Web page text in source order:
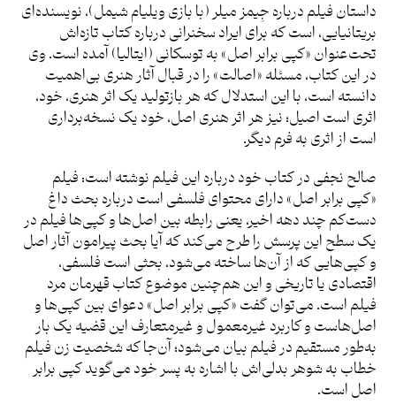
داستان فیلم درباره جِیمز میلر (با بازی ویلیام شیمل)، نویسنده‌ای
بریتانیایی، است که برای ایراد سخنرانی درباره کتاب تازه‌اش
تحت‌عنوان «کپی برابر اصل» به توسکانی (ایتالیا) آمده است. وی
در این کتاب، مسئله «اصالت» را در قبال آثار هنری بی‌اهمیت
دانسته است، با این استدلال که هر بازتولید یک اثر هنری، خود،
اثری است اصیل؛ نیز هر اثر هنری اصل، خود یک نسخه‌برداری
است از اثری به فرم دیگر.
صالح نجفی در کتاب خود درباره این فیلم نوشته است: فیلم
«کپی برابر اصل» دارای محتوای فلسفی است درباره بحث داغ
دست‌کم چند دهه اخیر، یعنی رابطه بین اصل‌ها و کپی‌ها فیلم در
یک سطح این پرسش را طرح می‌کند که آیا بحث پیرامون آثار اصل
و کپی‌هایی که از آن‌ها ساخته می‌شود، بحثی است فلسفی،
اقتصادی یا تاریخی و این هم‌چنین موضوع کتاب قهرمان مرد
فیلم است. می‌توان گفت «کپی برابر اصل» دعوای بین کپی‌ها و
اصل‌هاست و کاربرد غیرمعمول و غیرمتعارف این قضیه یک بار
به‌طور مستقیم در فیلم بیان می‌شود؛ آن‌جا که شخصیت زن فیلم
خطاب به شوهر بدلی‌اش با اشاره به پسر خود می‌گوید کپی برابر
اصل است.